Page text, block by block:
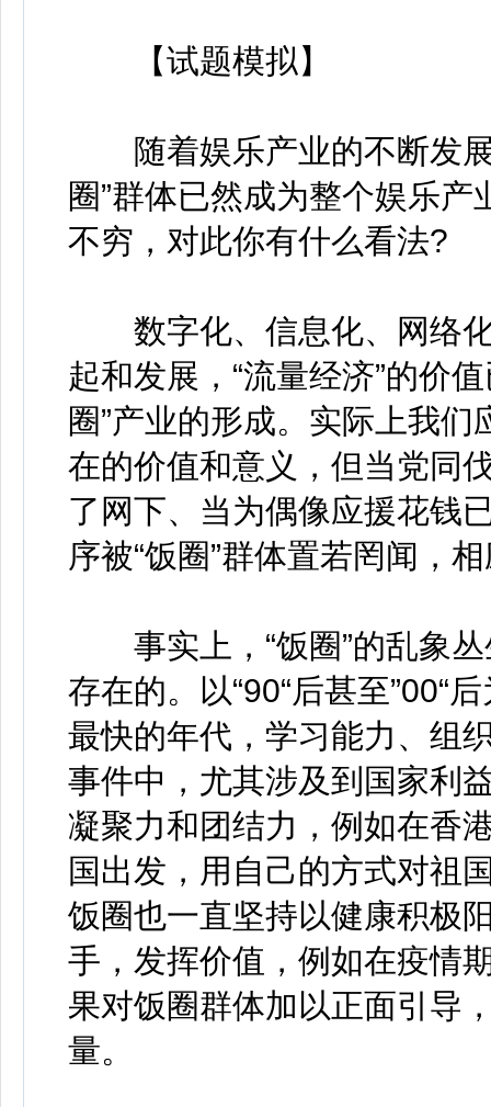
【试题模拟】
随着娱乐产业的不断发展
圈”群体已然成为整个娱乐
不穷，对此你有什么看法?
数字化、信息化、网络化
起和发展，“流量经济”的价
圈”产业的形成。实际上我
在的价值和意义，但当党同
了网下、当为偶像应援花钱
序被“饭圈”群体置若罔闻，
事实上，“饭圈”的乱象丛
存在的。以“90“后甚至”00“
最快的年代，学习能力、组
事件中，尤其涉及到国家利
凝聚力和团结力，例如在香
国出发，用自己的方式对祖
饭圈也一直坚持以健康积极
手，发挥价值，例如在疫情
果对饭圈群体加以正面引导
量。